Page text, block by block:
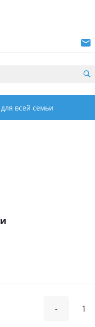
всей семьи
-